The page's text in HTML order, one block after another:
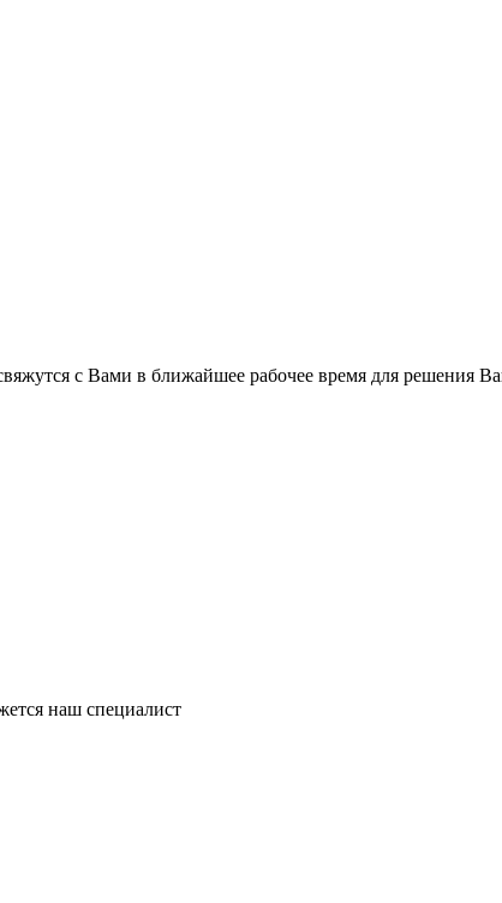
с Вами в ближайшее рабочее время для решения
наш специалист